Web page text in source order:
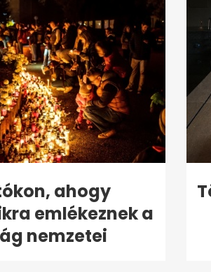
ahogy
emlékeznek a
nemzetei